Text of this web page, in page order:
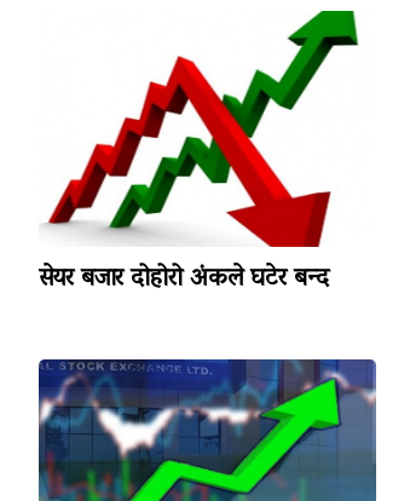
सेयर बजार दोहोरो अंकले घटेर बन्द